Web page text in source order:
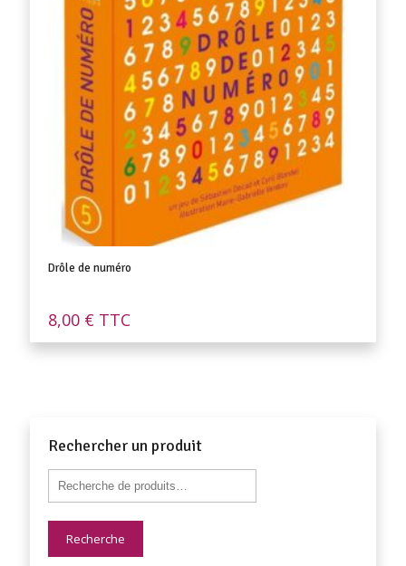
Drôle de numéro
8,00 € TTC
Rechercher un produit
Recherche